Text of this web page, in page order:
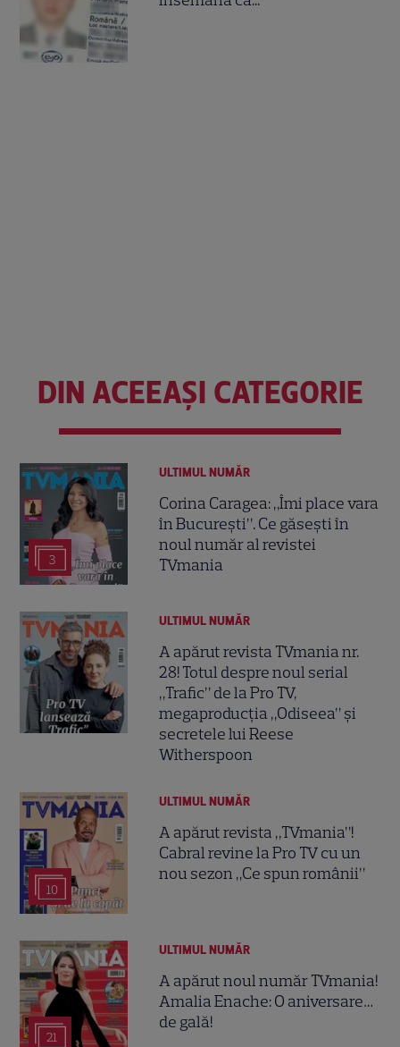
DIN ACEEAȘI CATEGORIE
3
ULTIMUL NUMĂR
Corina Caragea: „Îmi place vara
în București”. Ce găsești în
noul număr al revistei
TVmania
ULTIMUL NUMĂR
A apărut revista TVmania nr.
28! Totul despre noul serial
„Trafic” de la Pro TV,
megaproducția „Odiseea” și
secretele lui Reese
Witherspoon
10
ULTIMUL NUMĂR
A apărut revista „TVmania”!
Cabral revine la Pro TV cu un
nou sezon „Ce spun românii”
21
ULTIMUL NUMĂR
A apărut noul număr TVmania!
Amalia Enache: O aniversare…
de gală!